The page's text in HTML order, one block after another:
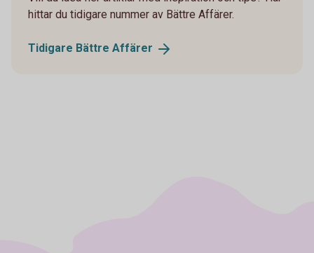
hittar du tidigare nummer av Bättre Affärer.
Tidigare Bättre Affärer